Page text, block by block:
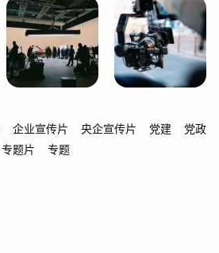
企业宣传片 央企宣传片 党建
党政
专题片 专题